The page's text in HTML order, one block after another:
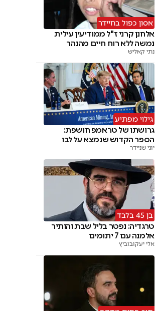
אסון כפול בחיידר
אלחנן קרני ז"ל ממודיעין עילית
נמשה ללא רוח חיים מהנהר
נתי קאליש
גילוי מפתיע
גרושתו של טראמפ חושפת:
הספר הקדוש שנמצא על לבו
יוני שניידר
בן 45 בלבד
טרגדיה: נפטר בליל שבת והותיר
אלמנה עם 7 יתומים
אלי יעקובוביץ